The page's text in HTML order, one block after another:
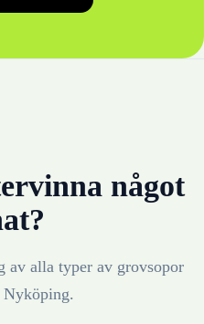
något
av alla typer av grovsopor
Nyköping.